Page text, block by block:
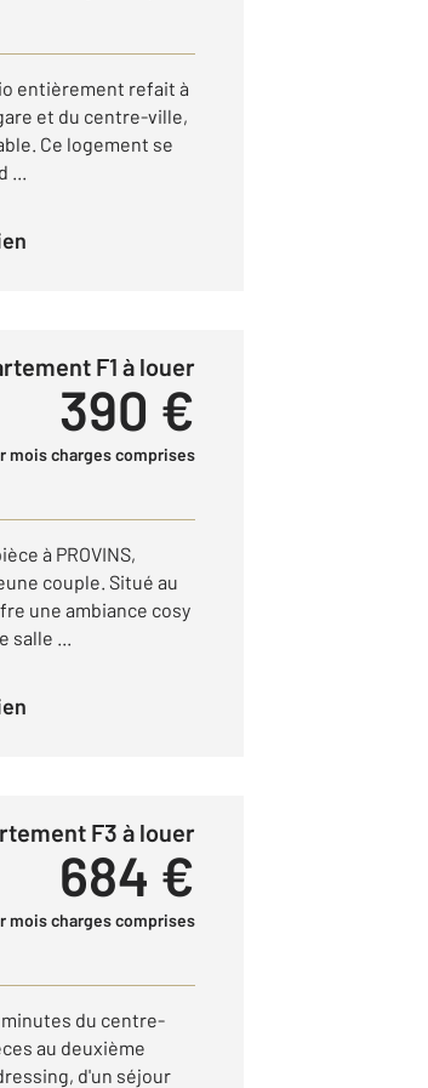
entièrement refait à
et du centre-ville,
Ce logement se
...
F1 à louer
390 €
mois charges comprises
à PROVINS,
couple. Situé au
une ambiance cosy
salle ...
F3 à louer
684 €
mois charges comprises
minutes du centre-
au deuxième
d'un séjour